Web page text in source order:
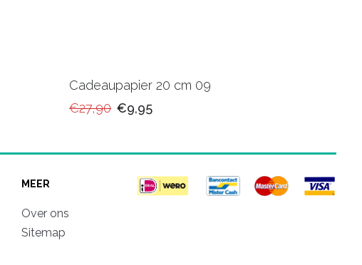
Cadeaupapier 20 cm 09
€27,90 €9,95
MEER
Over ons
Sitemap